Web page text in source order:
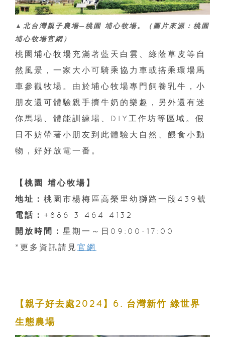
▲北台灣親子農場─桃園 埔心牧場。（圖片來源：桃園
埔心牧場官網）
桃園埔心牧場充滿著藍天白雲、綠蔭草皮等自
然風景，一家大小可騎乘協力車或搭乘環場馬
車參觀牧場。由於埔心牧場專門飼養乳牛，小
朋友還可體驗親手擠牛奶的樂趣，另外還有迷
你馬場、體能訓練場、DIY工作坊等區域。假
日不妨帶著小朋友到此體驗大自然、餵食小動
物，好好放電一番。
【桃園 埔心牧場】
地址： 桃園市楊梅區高榮里幼獅路一段439號
電話： +886 3 464 4132
開放時間： 星期一～日09:00-17:00
*更多資訊請見 官網
【親子好去處2024】6. 台灣新竹 綠世界
生態農場